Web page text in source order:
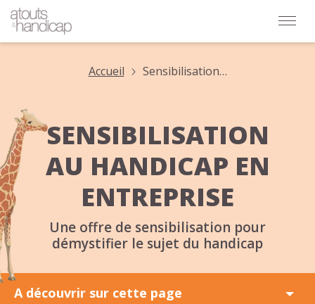
Accueil
Sensibilisation
SENSIBILISATION
AU HANDICAP EN
ENTREPRISE
Une offre de sensibilisation pour
démystifier le sujet du handicap
A découvrir sur cette page